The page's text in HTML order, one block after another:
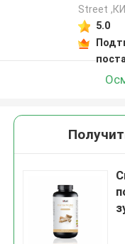
Street
5.0